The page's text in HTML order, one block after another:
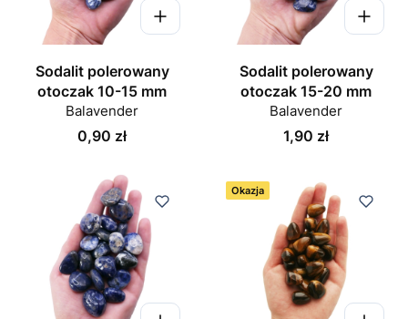
Sodalit polerowany
otoczak 10-15 mm
Balavender
Cena
0,90 zł
Sodalit polerowany
otoczak 15-20 mm
Balavender
Cena
1,90 zł
Okazja